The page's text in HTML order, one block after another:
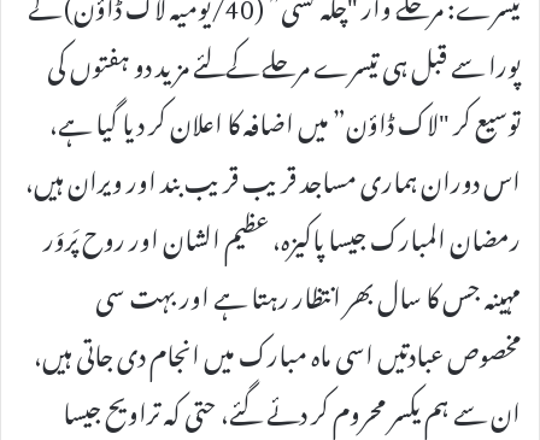
پورا سے قبل ہی تیسرے مرحلے کےلئے مزید دو ہفتوں کی
توسیع کر "لاک ڈاؤن” میں اضافہ کا اعلان کر دیا گیا ہے،
اس دوران ہماری مساجد قریب قریب بند اور ویران ہیں،
رمضان المبارک جیسا پاکیزہ، عظیم الشان اور روح پَروَر
مہینہ جس کا سال بھر انتظار رہتا ہے اور بہت سی
مخصوص عبادتیں اسی ماہ مبارک میں انجام دی جاتی ہیں،
ان سے ہم یکسر محروم کر دئے گئے، حتی کہ تراویح جیسا